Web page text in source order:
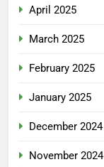
April 2025
March 2025
February 2025
January 2025
December 2024
November 2024